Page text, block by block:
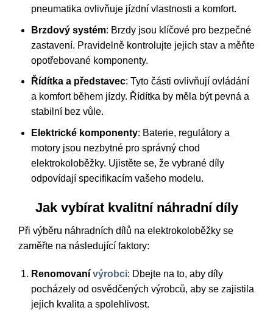
pneumatika ovlivňuje jízdní vlastnosti a komfort.
Brzdový systém: Brzdy jsou klíčové pro bezpečné
zastavení. Pravidelně kontrolujte jejich stav a měňte
opotřebované komponenty.
Řídítka a představec: Tyto části ovlivňují ovládání
a komfort během jízdy. Řídítka by měla být pevná a
stabilní bez vůle.
Elektrické komponenty: Baterie, regulátory a
motory jsou nezbytné pro správný chod
elektrokoloběžky. Ujistěte se, že vybrané díly
odpovídají specifikacím vašeho modelu.
Jak vybírat kvalitní náhradní díly
Při výběru náhradních dílů na elektrokoloběžky se
zaměřte na následující faktory:
Renomovaní výrobci: Dbejte na to, aby díly
pocházely od osvědčených výrobců, aby se zajistila
jejich kvalita a spolehlivost.